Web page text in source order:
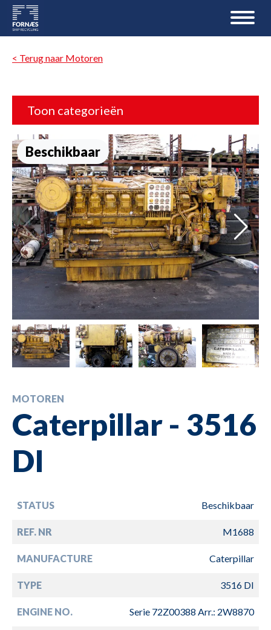
< Terug naar Motoren
Toon categorieën
Beschikbaar
MOTOREN
Caterpillar - 3516
DI
STATUS Beschikbaar
REF. NR M1688
MANUFACTURE Caterpillar
TYPE 3516 DI
ENGINE NO. Serie 72Z00388 Arr.: 2W8870